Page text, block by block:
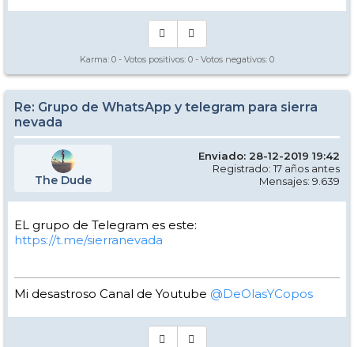
Karma: 0 - Votos positivos: 0 - Votos negativos: 0
Re: Grupo de WhatsApp y telegram para sierra
nevada
The Dude
Enviado: 28-12-2019 19:42
Registrado: 17 años antes
Mensajes: 9.639
EL grupo de Telegram es este:
https://t.me/sierranevada
Mi desastroso Canal de Youtube @DeOlasYCopos